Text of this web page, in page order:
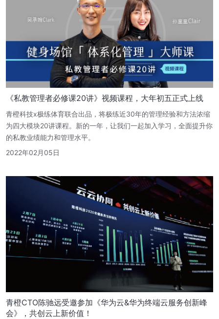
《私教管理者必修课20讲》视频课程，大年初五正式上线
青橙科技x极练体育联合出品，将极练近30年的管理经验和方法浓缩
为四大模块20讲课程。新的一年，让我们一起加入学习，全面提升你
的私教业绩能力和管理水平。
2022年02月05日
青橙CTO陈驰远受邀参加《华为云&华为终端云服务创新峰
会》，共创云上新价值！